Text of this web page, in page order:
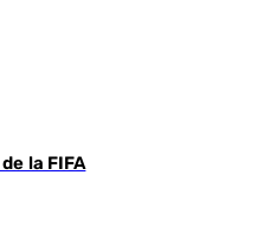
la FIFA